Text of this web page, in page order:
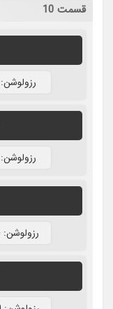
قسمت 10
رزولوشن: 480p
رزولوشن: 720p
رزولوشن: 1080p